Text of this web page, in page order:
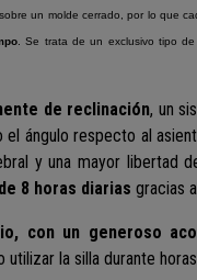
un molde cerrado, por lo que
. Se trata de un exclusivo tipo
de reclinación, un
ángulo respecto al
y una mayor libertad
8 horas diarias gracias
con un generoso
la silla durante